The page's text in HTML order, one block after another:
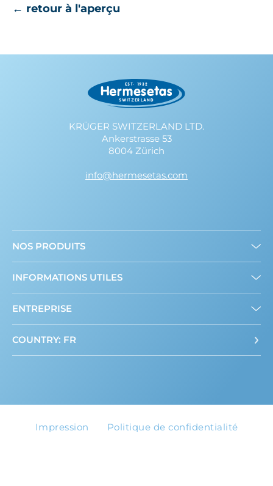
← retour à l'aperçu
KRÜGER SWITZERLAND LTD.
Ankerstrasse 53
8004 Zürich
info@hermesetas.com
NOS PRODUITS
Edulcorant en poudre
INFORMATIONS UTILES
ENTREPRISE
COUNTRY: FR
Impression Politique de confidentialité